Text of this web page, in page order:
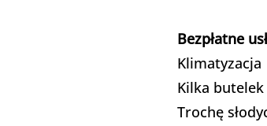
Bezpłatne
Klimatyzacja
Kilka
Trochę